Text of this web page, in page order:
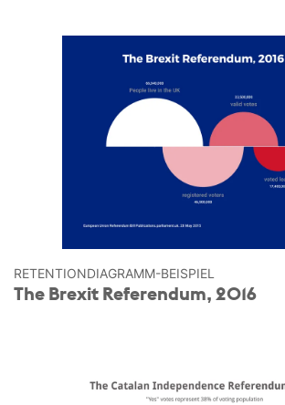
RETENTION­DIAGRAMM-BEISPIEL
The Brexit Referendum, 2016